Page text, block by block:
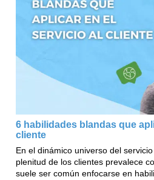
6 habilidades blandas que
cliente
En el dinámico universo del
plenitud de los clientes prevalece
suele ser común enfocarse en